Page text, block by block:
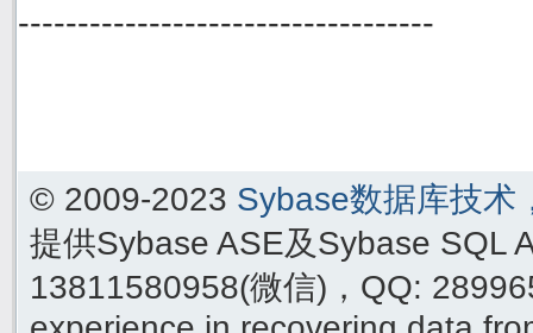
-----------------------------------
© 2009-2023 Sybase数据库技术
提供Sybase ASE及Sybase SQL
13811580958(微信)，QQ: